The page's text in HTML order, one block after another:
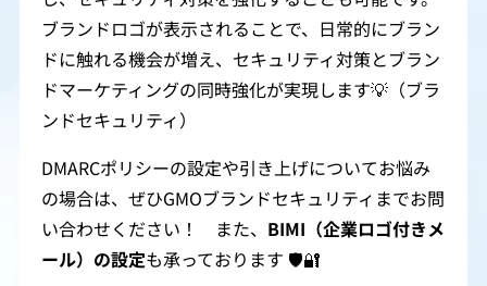
ブランドロゴが表示されることで、日常的にブラン
ドに触れる機会が増え、セキュリティ対策とブラン
ドマーケティングの同時強化が実現します💡（ブラ
ンドセキュリティ）
DMARCポリシーの設定や引き上げについてお悩み
の場合は、ぜひGMOブランドセキュリティまでお問
い合わせください！ また、 BIMI（企業ロゴ付きメ
ール）の設定も承っております 🛡️🔐